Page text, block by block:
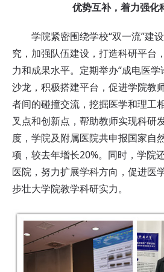
优势互补，着力强化
学院紧密围绕学校“双一流”建
究，加强队伍建设，打造科研平台
力和成果水平。定期举办“成电医学
沙龙，积极搭建平台，促进学院教
者间的碰撞交流，挖掘医学和理工
叉点和创新点，帮助教师实现科研
度，学院及附属医院共申报国家自
项，较去年增长20%。同时，学院
医院，努力扩展学科方向，促进医
步壮大学院教学科研实力。